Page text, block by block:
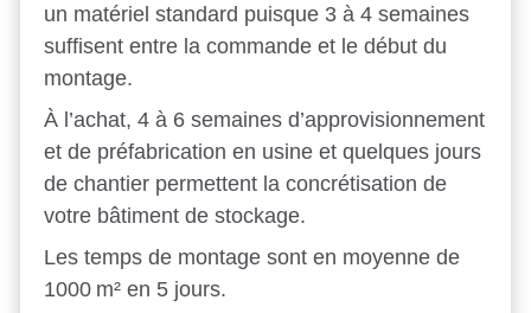
un matériel standard puisque 3 à 4 semaines
suffisent entre la commande et le début du
montage.
À l’achat, 4 à 6 semaines d’approvisionnement
et de préfabrication en usine et quelques jours
de chantier permettent la concrétisation de
votre bâtiment de stockage.
Les temps de montage sont en moyenne de
1000 m² en 5 jours.